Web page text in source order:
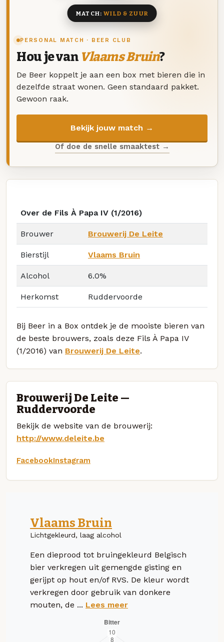
PERSONAL MATCH · BEER CLUB
Hou je van Vlaams Bruin?
De Beer koppelt je aan een box met bieren die in
dezelfde straat wonen. Geen standaard pakket.
Gewoon raak.
Bekijk jouw match →
Of doe de snelle smaaktest →
MATCH:WILD & ZUUR
Over de Fils À Papa IV (1/2016)
Brouwer Brouwerij De Leite
Bierstijl Vlaams Bruin
Alcohol 6.0%
Herkomst Ruddervoorde
Bij Beer in a Box ontdek je de mooiste bieren van
de beste brouwers, zoals deze Fils À Papa IV
(1/2016) van Brouwerij De Leite.
Brouwerij De Leite —
Ruddervoorde
Bekijk de website van de brouwerij:
http://www.deleite.be
FacebookInstagram
Vlaams Bruin
Lichtgekleurd, laag alcohol
Een dieprood tot bruingekleurd Belgisch
bier verkregen uit gemengde gisting en
gerijpt op hout en/of RVS. De kleur wordt
verkregen door gebruik van donkere
mouten, de ... Lees meer